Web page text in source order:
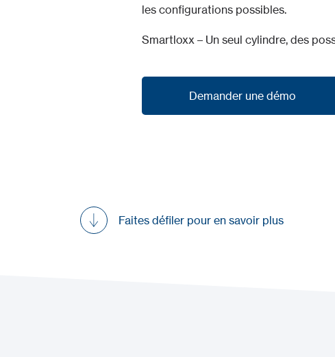
les configurations possibles.
Smartloxx – Un seul cylindre, des
Demander une démo
Faites défiler pour en savoir plus